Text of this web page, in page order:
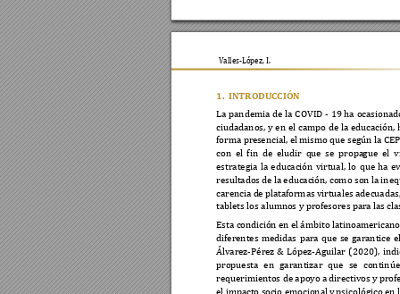
Valles-López, I.
1. INTRODUCCIÓN
La pandemia de la COVID - 19 ha
ciudadanos, y en el campo de la educación,
forma presencial, el mismo que según la
con el fin de eludir que se propague el
estrategia la educación virtual, lo que ha
resultados de la educación, como son la
carencia de plataformas virtuales
tablets los alumnos y profesores para las
Esta condición en el ámbito latinoam
diferentes medidas para que se garantice
Álvarez-Pérez & López-Aguilar (2020),
propuesta en garantizar que se
requerimientos de apoyo a directivos y p
el impacto socio emocional y psicológico en